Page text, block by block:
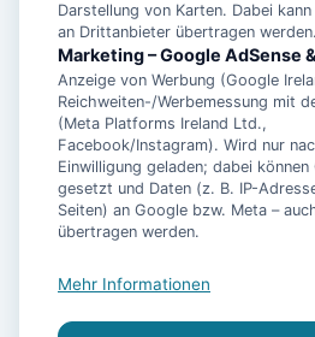
Ausstattung
Darstellung von Karten. Dabei
an Drittanbieter übertragen werden.
Marketing – Google AdSense
Anzeige von Werbung (Google
Reichweiten-/Werbemessung mit
(Meta Platforms Ireland Ltd.,
Facebook/Instagram). Wird nur
Einwilligung geladen; dabei können
gesetzt und Daten (z. B. IP-
Seiten) an Google bzw. Meta –
übertragen werden.
Mehr Informationen